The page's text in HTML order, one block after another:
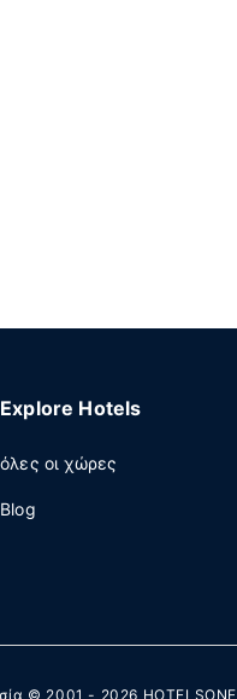
Explore Hotels
όλες οι χώρες
Blog
© 2001 - 2026 HOTELSONE